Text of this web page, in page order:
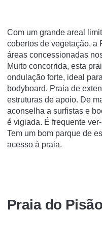
Com um grande areal
cobertos de vegetação, a
áreas concessionadas
Muito concorrida, esta
ondulação forte, ideal
bodyboard. Praia de
estruturas de apoio. De
aconselha a surfistas e
é vigiada. É frequente
Tem um bom parque de
acesso à praia.
Praia do